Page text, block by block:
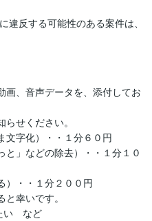
画、音声データを、添付してお
せください。
字化）・・１分６０円
」などの除去）・・１分１０
・・１分２００円
幸いです。
い　など